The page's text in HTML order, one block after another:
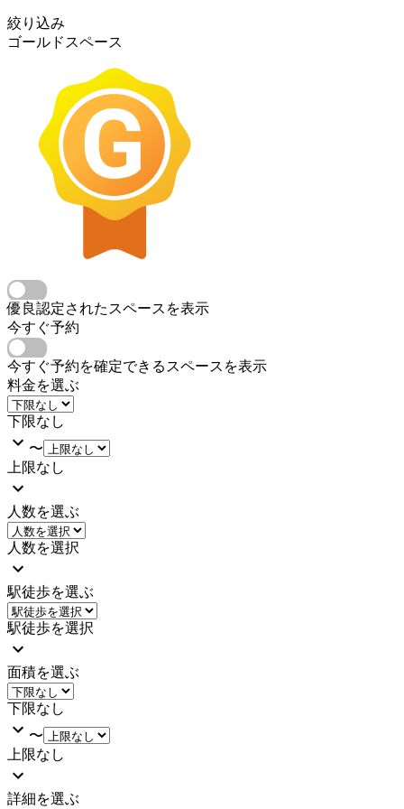
絞り込み
ゴールドスペース
優良認定されたスペースを表示
今すぐ予約
今すぐ予約を確定できるスペースを表示
料金を選ぶ
下限なし
〜
上限なし
人数を選ぶ
人数を選択
駅徒歩を選ぶ
駅徒歩を選択
面積を選ぶ
下限なし
〜
上限なし
詳細を選ぶ